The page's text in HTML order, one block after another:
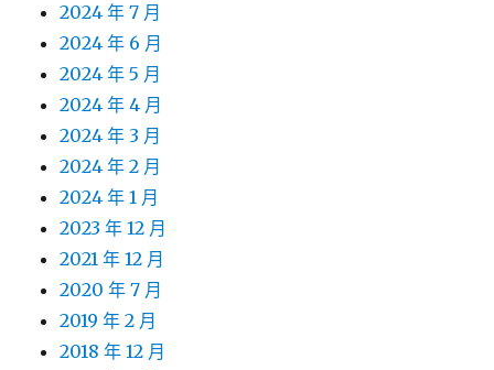
2024 年 7 月
2024 年 6 月
2024 年 5 月
2024 年 4 月
2024 年 3 月
2024 年 2 月
2024 年 1 月
2023 年 12 月
2021 年 12 月
2020 年 7 月
2019 年 2 月
2018 年 12 月